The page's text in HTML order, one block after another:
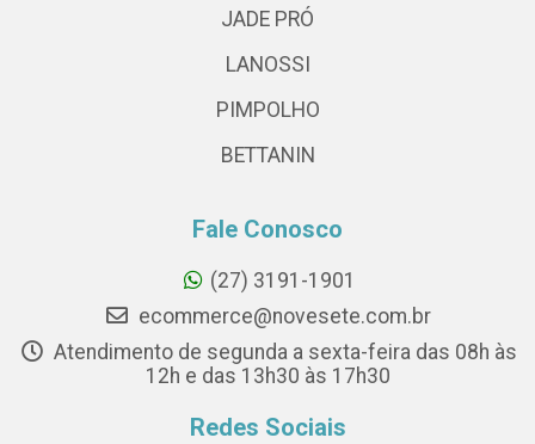
JADE PRÓ
LANOSSI
PIMPOLHO
BETTANIN
Fale Conosco
(27) 3191-1901
ecommerce@novesete.com.br
Atendimento de segunda a sexta-feira das 08h às
12h e das 13h30 às 17h30
Redes Sociais